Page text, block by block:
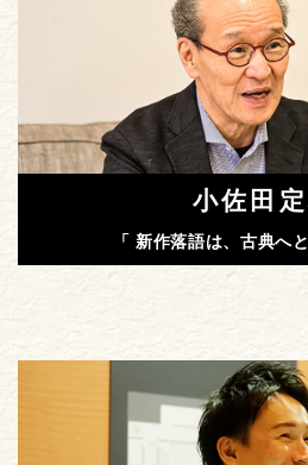
小佐田
「 新作落語は、古典へ